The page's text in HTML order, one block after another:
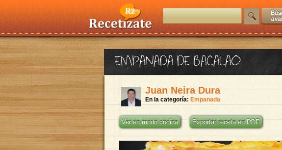
EMPANADA DE BACALAO
Juan Neira Dura
En la categoría: Empanada
Ver en modo cocina Exportar receta en PDF